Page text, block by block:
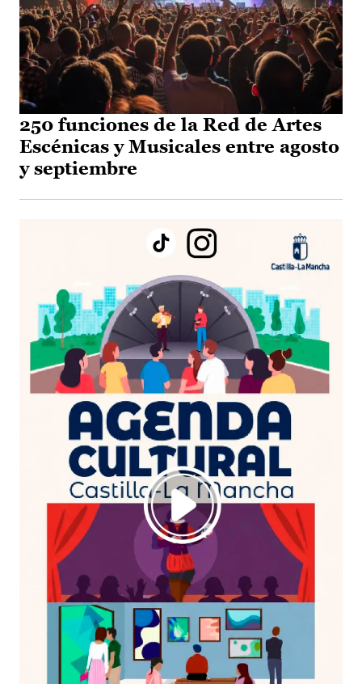
250 funciones de la Red de Artes
Escénicas y Musicales entre agosto
y septiembre